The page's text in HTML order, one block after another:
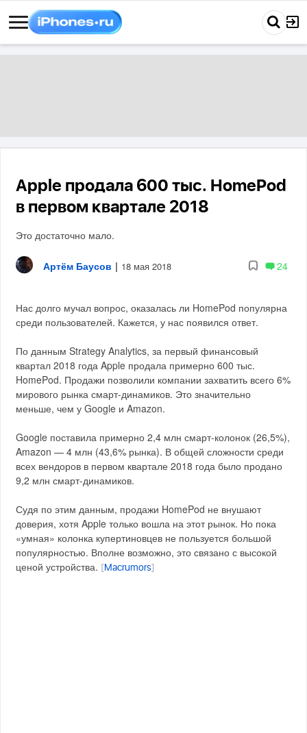
Apple продала 600 тыс. HomePod
в первом квартале 2018
Это достаточно мало.
Артём Баусов | 18 мая 2018 24
Нас долго мучал вопрос, оказалась ли HomePod популярна
среди пользователей. Кажется, у нас появился ответ.
По данным Strategy Analytics, за первый финансовый
квартал 2018 года Apple продала примерно 600 тыс.
HomePod. Продажи позволили компании захватить всего 6%
мирового рынка смарт-динамиков. Это значительно
меньше, чем у Google и Amazon.
Google поставила примерно 2,4 млн смарт-колонок (26,5%),
Amazon — 4 млн (43,6% рынка). В общей сложности среди
всех вендоров в первом квартале 2018 года было продано
9,2 млн смарт-динамиков.
Судя по этим данным, продажи HomePod не внушают
доверия, хотя Apple только вошла на этот рынок. Но пока
«умная» колонка купертиновцев не пользуется большой
популярностью. Вполне возможно, это связано с высокой
ценой устройства.
Macrumors